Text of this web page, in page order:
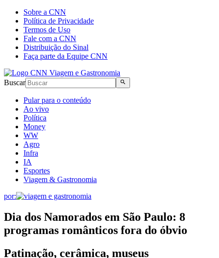
Sobre a CNN
Política de Privacidade
Termos de Uso
Fale com a CNN
Distribuição do Sinal
Faça parte da Equipe CNN
Buscar
Pular para o conteúdo
Ao vivo
Política
Money
WW
Agro
Infra
IA
Esportes
Viagem & Gastronomia
por:
Dia dos Namorados em São Paulo: 8
programas românticos fora do óbvio
Patinação, cerâmica, museus